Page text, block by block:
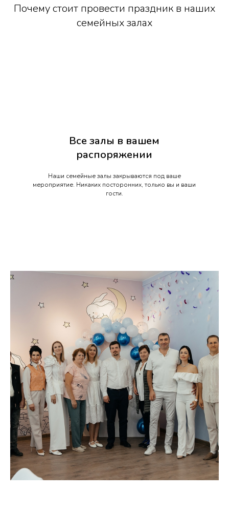
Почему стоит провести праздник в наших
семейных залах
Все залы в вашем
распоряжении
Наши семейные залы закрываются под ваше
мероприятие. Никаких посторонних, только вы и ваши
гости.